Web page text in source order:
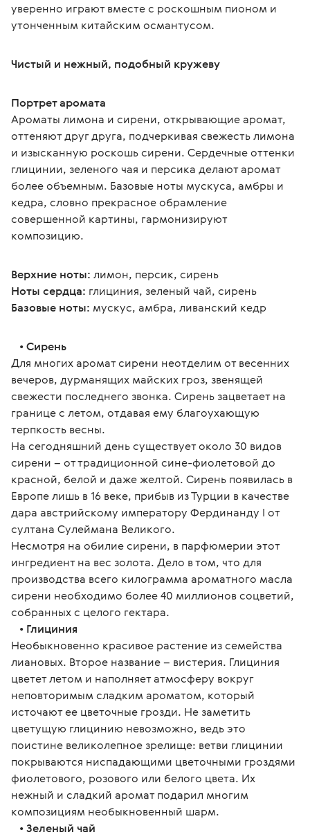
уверенно играют вместе с роскошным пионом и
утонченным китайским османтусом.
Чистый и нежный, подобный кружеву
Портрет аромата
Ароматы лимона и сирени, открывающие аромат,
оттеняют друг друга, подчеркивая свежесть лимона
и изысканную роскошь сирени. Сердечные оттенки
глицинии, зеленого чая и персика делают аромат
более объемным. Базовые ноты мускуса, амбры и
кедра, словно прекрасное обрамление
совершенной картины, гармонизируют
композицию.
Верхние ноты: лимон, персик, сирень
Ноты сердца: глициния, зеленый чай, сирень
Базовые ноты: мускус, амбра, ливанский кедр
• Сирень
Для многих аромат сирени неотделим от весенних
вечеров, дурманящих майских гроз, звенящей
свежести последнего звонка. Сирень зацветает на
границе с летом, отдавая ему благоухающую
терпкость весны.
На сегодняшний день существует около 30 видов
сирени – от традиционной сине-фиолетовой до
красной, белой и даже желтой. Сирень появилась в
Европе лишь в 16 веке, прибыв из Турции в качестве
дара австрийскому императору Фердинанду I от
султана Сулеймана Великого.
Несмотря на обилие сирени, в парфюмерии этот
ингредиент на вес золота. Дело в том, что для
производства всего килограмма ароматного масла
сирени необходимо более 40 миллионов соцветий,
собранных с целого гектара.
• Глициния
Необыкновенно красивое растение из семейства
лиановых. Второе название – вистерия. Глициния
цветет летом и наполняет атмосферу вокруг
неповторимым сладким ароматом, который
источают ее цветочные грозди. Не заметить
цветущую глицинию невозможно, ведь это
поистине великолепное зрелище: ветви глицинии
покрываются ниспадающими цветочными гроздями
фиолетового, розового или белого цвета. Их
нежный и сладкий аромат подарил многим
композициям необыкновенный шарм.
• Зеленый чай